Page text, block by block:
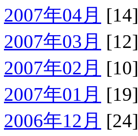
2007年04月 [14]
2007年03月 [12]
2007年02月 [10]
2007年01月 [19]
2006年12月 [24]